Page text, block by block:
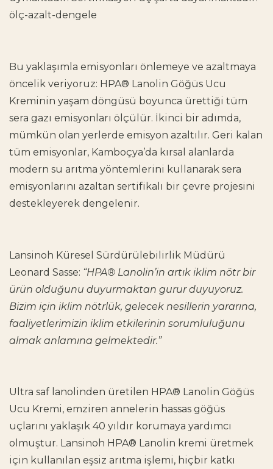
ölç-azalt-dengele
Bu yaklaşımla emisyonları önlemeye ve azaltmaya
öncelik veriyoruz: HPA® Lanolin Göğüs Ucu
Kreminin yaşam döngüsü boyunca ürettiği tüm
sera gazı emisyonları ölçülür. İkinci bir adımda,
mümkün olan yerlerde emisyon azaltılır. Geri kalan
tüm emisyonlar, Kamboçya’da kırsal alanlarda
modern su arıtma yöntemlerini kullanarak sera
emisyonlarını azaltan sertifikalı bir çevre projesini
destekleyerek dengelenir.
Lansinoh Küresel Sürdürülebilirlik Müdürü
Leonard Sasse: “HPA® Lanolin’in artık iklim nötr bir
ürün olduğunu duyurmaktan gurur duyuyoruz.
Bizim için iklim nötrlük, gelecek nesillerin yararına,
faaliyetlerimizin iklim etkilerinin sorumluluğunu
almak anlamına gelmektedir.”
Ultra saf lanolinden üretilen HPA® Lanolin Göğüs
Ucu Kremi, emziren annelerin hassas göğüs
uçlarını yaklaşık 40 yıldır korumaya yardımcı
olmuştur. Lansinoh HPA® Lanolin kremi üretmek
için kullanılan eşsiz arıtma işlemi, hiçbir katkı